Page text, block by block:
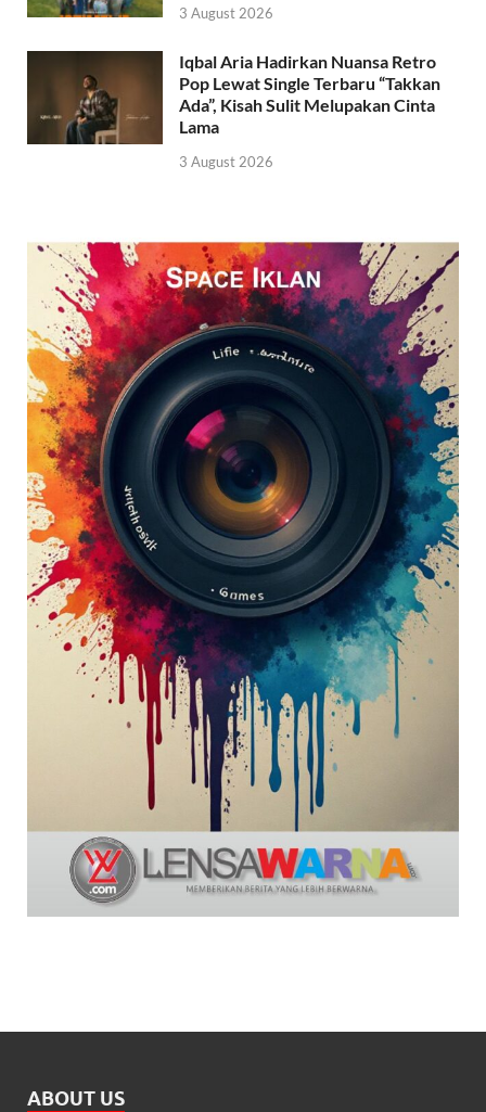
3 August 2026
Iqbal Aria Hadirkan Nuansa Retro
Pop Lewat Single Terbaru “Takkan
Ada”, Kisah Sulit Melupakan Cinta
Lama
3 August 2026
ABOUT US